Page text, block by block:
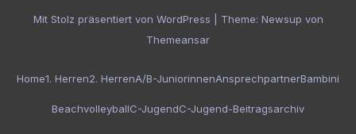
Mit Stolz präsentiert von WordPress Theme: Newsup von
Themeansar
Home1. Herren2. HerrenA/B-JuniorinnenAnsprechpartnerBambini
BeachvolleyballC-JugendC-Jugend-Beitragsarchiv